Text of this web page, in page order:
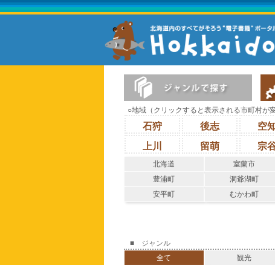
○地域（クリックすると表示される市町村が
石狩 後志 空
上川
留萌 宗
北海道 室蘭市
豊浦町
洞爺湖町
安平町
むかわ町
■ ジャンル
全て
観光